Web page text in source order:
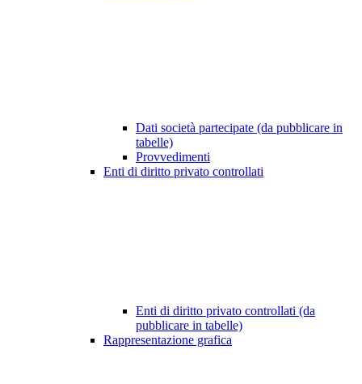
Dati società partecipate (da pubblicare in
tabelle)
Provvedimenti
Enti di diritto privato controllati
Enti di diritto privato controllati (da
pubblicare in tabelle)
Rappresentazione grafica